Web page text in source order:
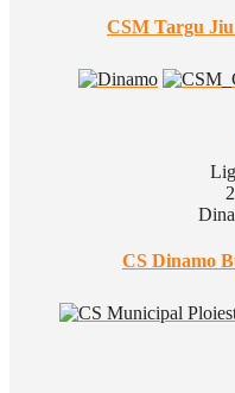
CSM Targu
CS Dinamo